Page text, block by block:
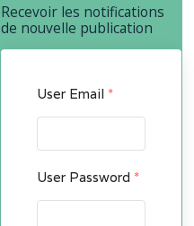
Recevoir les notifications
de nouvelle publication
User Email *
User Password *